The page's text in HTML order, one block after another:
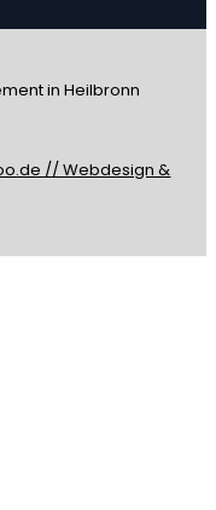
in Heilbronn
// Webdesign &